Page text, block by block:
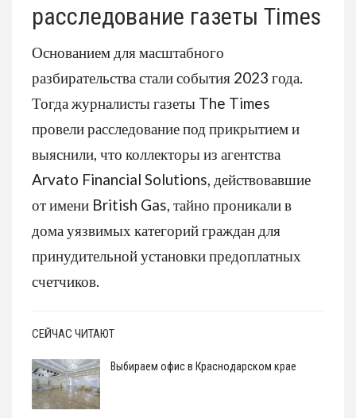
расследование газеты Times
Основанием для масштабного
разбирательства стали события 2023 года.
Тогда журналисты газеты The Times
провели расследование под прикрытием и
выяснили, что коллекторы из агентства
Arvato Financial Solutions, действовавшие
от имени British Gas, тайно проникали в
дома уязвимых категорий граждан для
принудительной установки предоплатных
счетчиков.
СЕЙЧАС ЧИТАЮТ
Выбираем офис в Краснодарском крае